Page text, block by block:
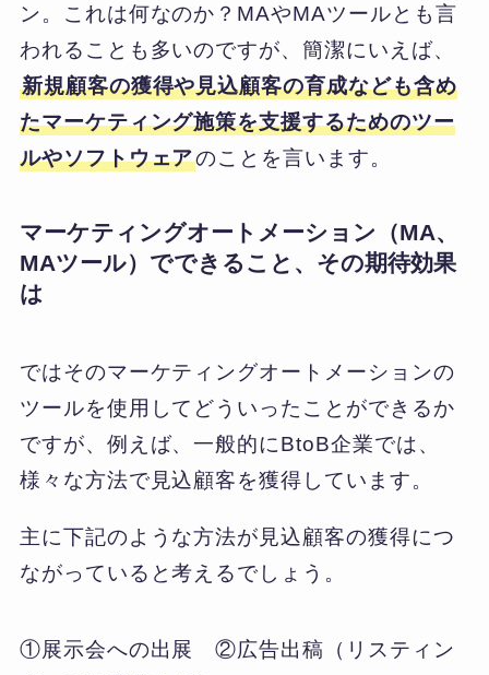
ン。これは何なのか？MAやMAツールとも言
われることも多いのですが、簡潔にいえば、
新規顧客の獲得や見込顧客の育成なども含め
たマーケティング施策を支援するためのツー
ルやソフトウェアのことを言います。
マーケティングオートメーション（MA、
MAツール）でできること、その期待効果
は
ではそのマーケティングオートメーションの
ツールを使用してどういったことができるか
ですが、例えば、一般的にBtoB企業では、
様々な方法で見込顧客を獲得しています。
主に下記のような方法が見込顧客の獲得につ
ながっていると考えるでしょう。
①展示会への出展 ②広告出稿（リスティン